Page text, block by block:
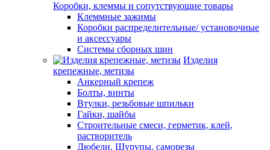
Коробки, клеммы и сопутствующие товары
Клеммные зажимы
Коробки распределительные/ установочные
и аксессуары
Системы сборных шин
Изделия
крепежные, метизы
Анкерный крепеж
Болты, винты
Втулки, резьбовые шпильки
Гайки, шайбы
Строительные смеси, герметик, клей,
растворитель
Дюбели, Шурупы, саморезы